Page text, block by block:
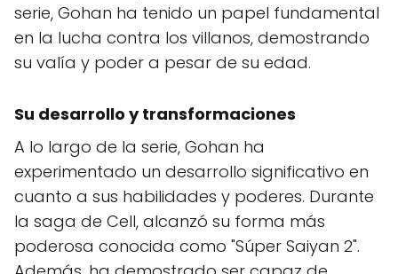
serie, Gohan ha tenido un papel fundamental
en la lucha contra los villanos, demostrando
su valía y poder a pesar de su edad.
Su desarrollo y transformaciones
A lo largo de la serie, Gohan ha
experimentado un desarrollo significativo en
cuanto a sus habilidades y poderes. Durante
la saga de Cell, alcanzó su forma más
poderosa conocida como "Súper Saiyan 2".